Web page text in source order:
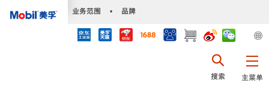
业务范围 • 品牌
主菜单
搜索